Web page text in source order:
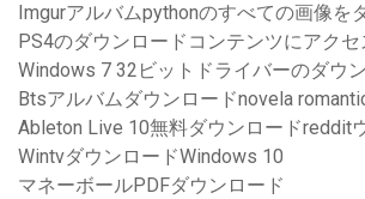
Imgurアルバムpythonのすべての画像を
PS4のダウンロードコンテンツにアク
Windows 7 32ビットドライバーのダウ
Btsアルバムダウンロードnovela
Ableton Live 10無料ダウンロードreddit
WintvダウンロードWindows 10
マネーボールPDFダウンロード